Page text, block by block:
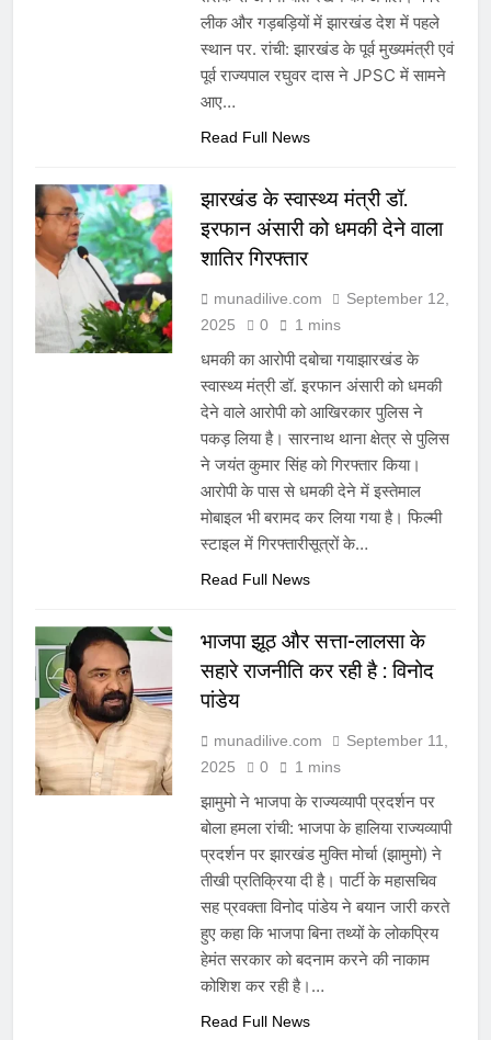
लीक और गड़बड़ियों में झारखंड देश में पहले
स्थान पर. रांची: झारखंड के पूर्व मुख्यमंत्री एवं
पूर्व राज्यपाल रघुवर दास ने JPSC में सामने
आए…
Read Full News
झारखंड के स्वास्थ्य मंत्री डॉ.
इरफान अंसारी को धमकी देने वाला
शातिर गिरफ्तार
munadilive.com
September 12,
2025
0 1 mins
धमकी का आरोपी दबोचा गयाझारखंड के
स्वास्थ्य मंत्री डॉ. इरफान अंसारी को धमकी
देने वाले आरोपी को आखिरकार पुलिस ने
पकड़ लिया है। सारनाथ थाना क्षेत्र से पुलिस
ने जयंत कुमार सिंह को गिरफ्तार किया।
आरोपी के पास से धमकी देने में इस्तेमाल
मोबाइल भी बरामद कर लिया गया है। फिल्मी
स्टाइल में गिरफ्तारीसूत्रों के…
Read Full News
भाजपा झूठ और सत्ता-लालसा के
सहारे राजनीति कर रही है : विनोद
पांडेय
munadilive.com
September 11,
2025
0 1 mins
झामुमो ने भाजपा के राज्यव्यापी प्रदर्शन पर
बोला हमला रांची: भाजपा के हालिया राज्यव्यापी
प्रदर्शन पर झारखंड मुक्ति मोर्चा (झामुमो) ने
तीखी प्रतिक्रिया दी है। पार्टी के महासचिव
सह प्रवक्ता विनोद पांडेय ने बयान जारी करते
हुए कहा कि भाजपा बिना तथ्यों के लोकप्रिय
हेमंत सरकार को बदनाम करने की नाकाम
कोशिश कर रही है।…
Read Full News